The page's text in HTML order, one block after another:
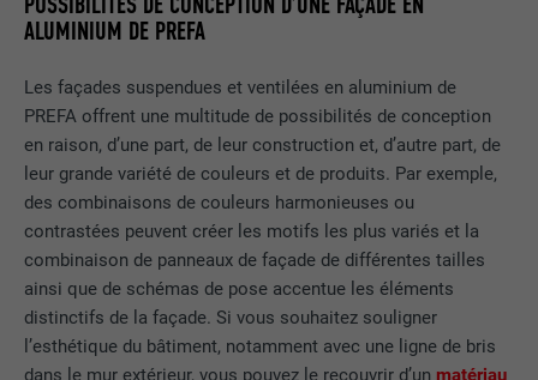
ALUMINIUM DE PREFA
Les façades suspendues et ventilées en aluminium de
PREFA offrent une multitude de possibilités de conception
en raison, d’une part, de leur construction et, d’autre part, de
leur grande variété de couleurs et de produits. Par exemple,
des combinaisons de couleurs harmonieuses ou
contrastées peuvent créer les motifs les plus variés et la
combinaison de panneaux de façade de différentes tailles
ainsi que de schémas de pose accentue les éléments
distinctifs de la façade. Si vous souhaitez souligner
l’esthétique du bâtiment, notamment avec une ligne de bris
dans le mur extérieur, vous pouvez le recouvrir d’un matériau